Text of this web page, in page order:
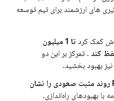
های ارزشمند برای تیم توسعه
کمک کرد
تا 1 میلیون
کند . تمرکز بر این دو
نیز بهبود بخشید.
رتبه‌بندی‌های فروشگاه Play روند مثبت صعودی را نشان
با بهبودهای راه‌اندازی.